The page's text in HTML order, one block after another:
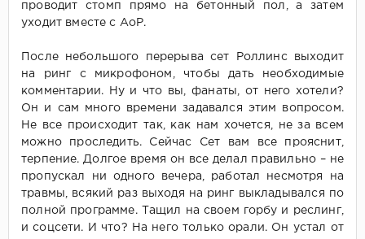
проводит стомп прямо на бетонный пол, а затем
уходит вместе с АоР.
После небольшого перерыва сет Роллинс выходит
на ринг с микрофоном, чтобы дать необходимые
комментарии. Ну и что вы, фанаты, от него хотели?
Он и сам много времени задавался этим вопросом.
Не все происходит так, как нам хочется, не за всем
можно проследить. Сейчас Сет вам все прояснит,
терпение. Долгое время он все делал правильно – не
пропускал ни одного вечера, работал несмотря на
травмы, всякий раз выходя на ринг выкладывался по
полной программе. Тащил на своем горбу и реслинг,
и соцсети. И что? На него только орали. Он устал от